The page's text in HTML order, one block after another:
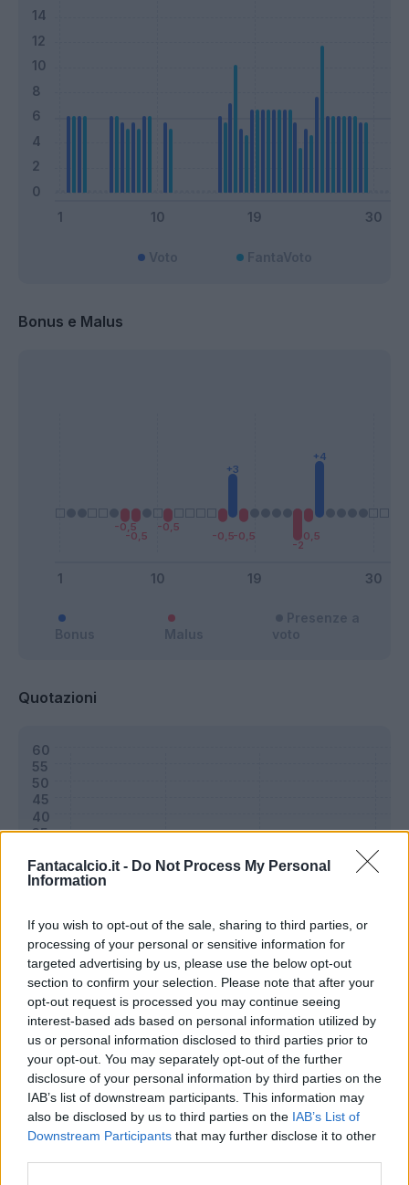
Fantacalcio.it - Do Not Process My Personal
Information
If you wish to opt-out of the sale, sharing to third parties, or
processing of your personal or sensitive information for
targeted advertising by us, please use the below opt-out
section to confirm your selection. Please note that after your
opt-out request is processed you may continue seeing
interest-based ads based on personal information utilized by
us or personal information disclosed to third parties prior to
your opt-out. You may separately opt-out of the further
disclosure of your personal information by third parties on the
IAB’s list of downstream participants. This information may
also be disclosed by us to third parties on the IAB’s List of
Downstream Participants that may further disclose it to other
Bonus e Malus
Quotazioni
Classic Mantra
Riepilogo stagione
Titolare 20 - 68